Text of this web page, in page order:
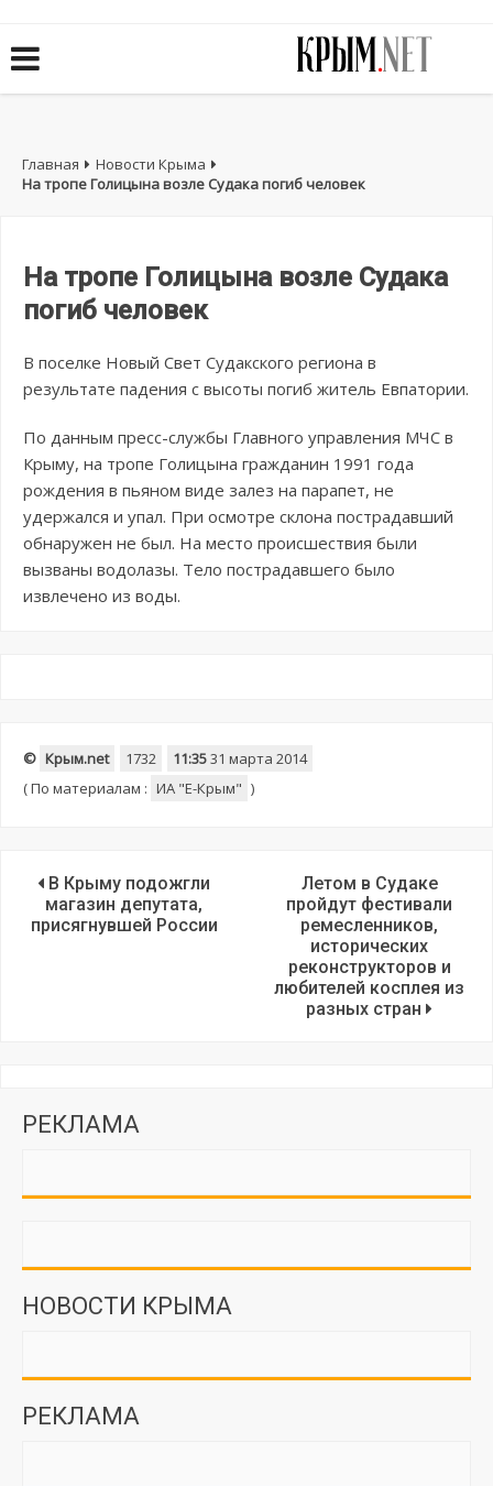
Главная
Новости Крыма
На тропе Голицына возле Судака погиб человек
На тропе Голицына возле Судака
погиб человек
В поселке Новый Свет Судакского региона в
результате падения с высоты погиб житель Евпатории.
По данным пресс-службы Главного управления МЧС в
Крыму, на тропе Голицына гражданин 1991 года
рождения в пьяном виде залез на парапет, не
удержался и упал. При осмотре склона пострадавший
обнаружен не был. На место происшествия были
вызваны водолазы. Тело пострадавшего было
извлечено из воды.
© Крым.net 1732 11:3531 марта 2014
(По материалам : ИА "E-Крым" )
В Крыму подожгли
магазин депутата,
присягнувшей России
Летом в Судаке
пройдут фестивали
ремесленников,
исторических
реконструкторов и
любителей косплея из
разных стран
РЕКЛАМА
НОВОСТИ КРЫМА
РЕКЛАМА